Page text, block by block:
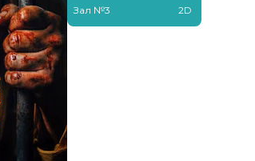
Зал №3
2D